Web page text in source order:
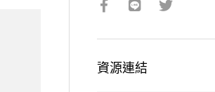
資源連結